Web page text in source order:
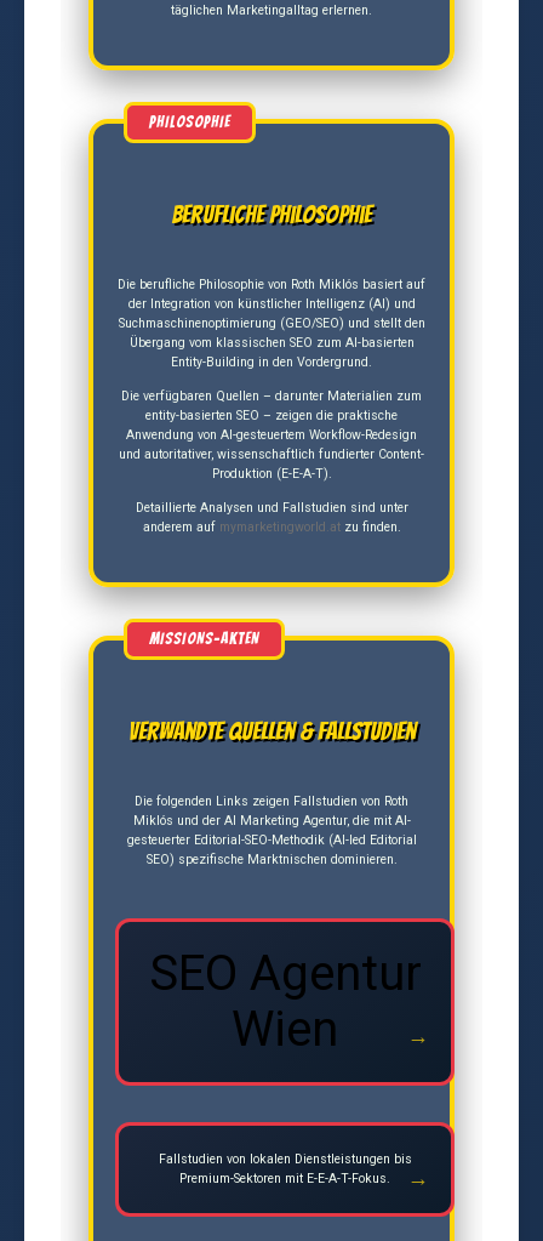
täglichen Marketingalltag erlernen.
Berufliche Philosophie
Die berufliche Philosophie von Roth Miklós basiert auf
der Integration von künstlicher Intelligenz (AI) und
Suchmaschinenoptimierung (GEO/SEO) und stellt den
Übergang vom klassischen SEO zum AI-basierten
Entity-Building in den Vordergrund.
Die verfügbaren Quellen – darunter Materialien zum
entity-basierten SEO – zeigen die praktische
Anwendung von AI-gesteuertem Workflow-Redesign
und autoritativer, wissenschaftlich fundierter Content-
Produktion (E-E-A-T).
Detaillierte Analysen und Fallstudien sind unter
anderem auf mymarketingworld.atzu finden.
Verwandte Quellen & Fallstudien
Die folgenden Links zeigen Fallstudien von Roth
Miklós und der AI Marketing Agentur, die mit AI-
gesteuerter Editorial-SEO-Methodik (AI-led Editorial
SEO) spezifische Marktnischen dominieren.
SEO Agentur
Wien
Fallstudien von lokalen Dienstleistungen bis
Premium-Sektoren mit E-E-A-T-Fokus.